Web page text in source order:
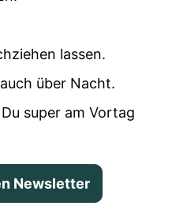
lassen.
über Nacht.
super am Vortag
Newsletter